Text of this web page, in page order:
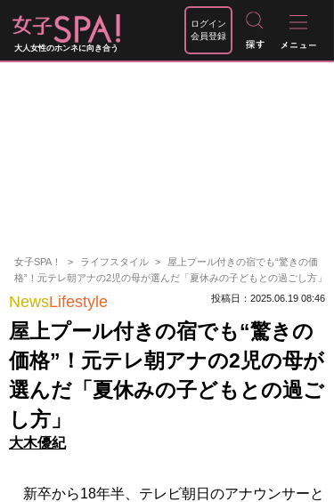
大人女性のホンネに向き合う
ログイン
会員登録
女子SPA！ ライフスタイル
屋上プール付きの宿でも“驚きの価
格”！元テレ朝アナの2児の母が選んだ「夏休みの子どもとの過ごし方」
NewsLifestyle 投稿日：2025.06.19 08:46
屋上プール付きの宿でも“驚きの
価格”！元テレ朝アナの2児の母が
選んだ「夏休みの子どもとの過ご
し方」
大木優紀
新卒から18年半、テレビ朝日のアナウンサーと